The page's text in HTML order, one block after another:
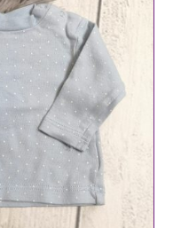
/ DETAILS